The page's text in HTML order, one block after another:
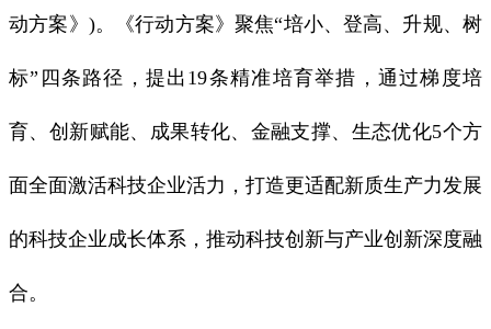
动方案》)。《行动方案》聚焦“培小、登高、升规、树
标”四条路径，提出19条精准培育举措，通过梯度培
育、创新赋能、成果转化、金融支撑、生态优化5个方
面全面激活科技企业活力，打造更适配新质生产力发展
的科技企业成长体系，推动科技创新与产业创新深度融
合。